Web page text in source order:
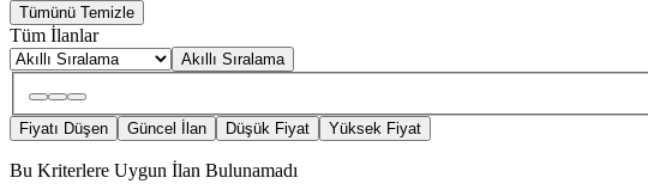
Tümünü Temizle
Tüm İlanlar
Akıllı Sıralama
Fiyatı Düşen Güncel İlan Düşük Fiyat Yüksek Fiyat
Bu Kriterlere Uygun İlan Bulunamadı